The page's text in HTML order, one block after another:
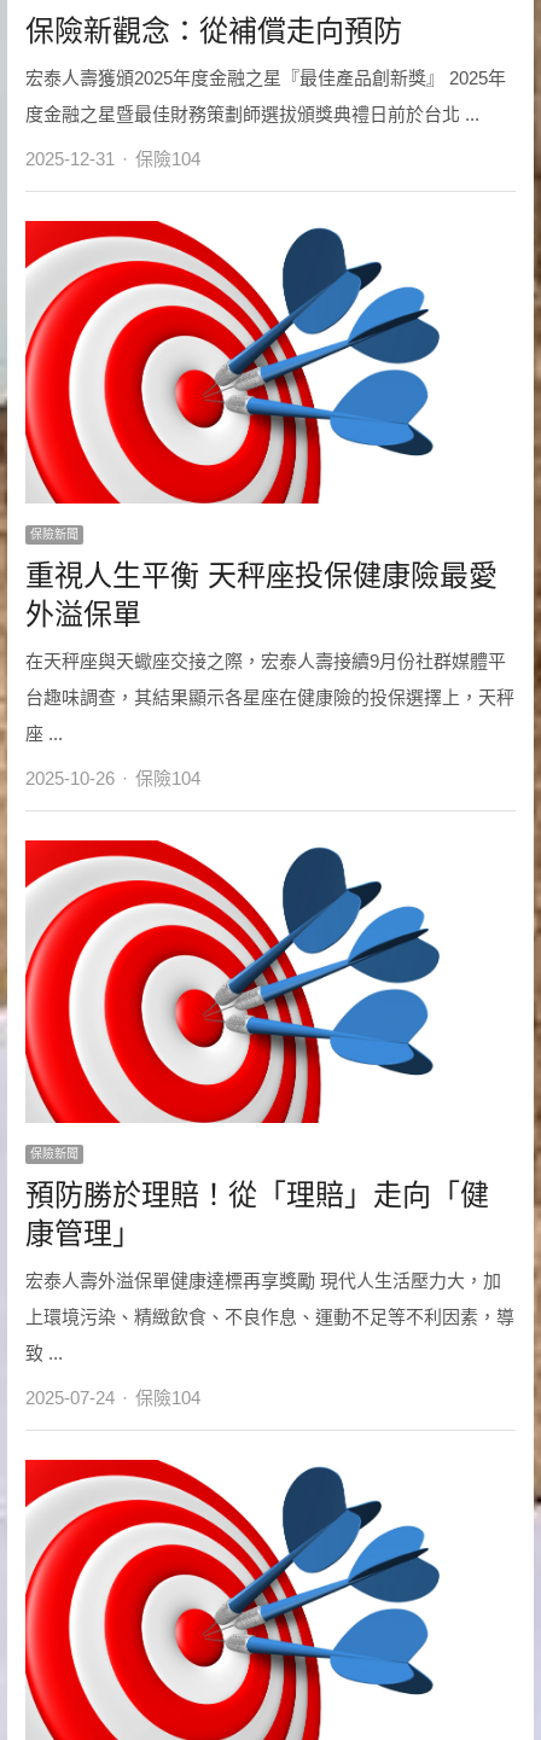
保險新觀念：從補償走向預防
宏泰人壽獲頒2025年度金融之星『最佳產品創新獎』 2025年
度金融之星暨最佳財務策劃師選拔頒獎典禮日前於台北 ...
2025-12-31 Author
保險104
保險新聞
重視人生平衡 天秤座投保健康險最愛
外溢保單
在天秤座與天蠍座交接之際，宏泰人壽接續9月份社群媒體平
台趣味調查，其結果顯示各星座在健康險的投保選擇上，天秤
座 ...
2025-10-26 Author
保險104
保險新聞
預防勝於理賠！從「理賠」走向「健
康管理」
宏泰人壽外溢保單健康達標再享獎勵 現代人生活壓力大，加
上環境污染、精緻飲食、不良作息、運動不足等不利因素，導
致 ...
2025-07-24 Author
保險104